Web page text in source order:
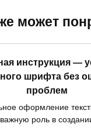
может
инструкция —
шрифта без
проблем
оформление
важную роль в